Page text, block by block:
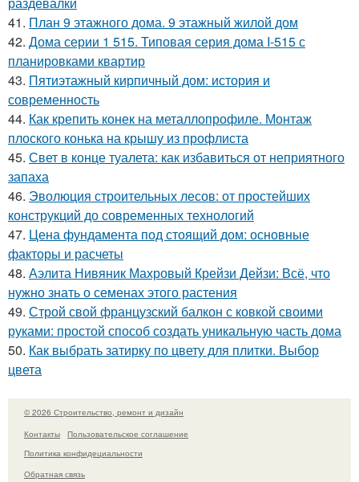
41. План 9 этажного дома. 9 этажный жилой дом
42. Дома серии 1 515. Типовая серия дома I-515 с
планировками квартир
43. Пятиэтажный кирпичный дом: история и
современность
44. Как крепить конек на металлопрофиле. Монтаж
плоского конька на крышу из профлиста
45. Свет в конце туалета: как избавиться от неприятного
запаха
46. Эволюция строительных лесов: от простейших
конструкций до современных технологий
47. Цена фундамента под стоящий дом: основные
факторы и расчеты
48. Аэлита Нивяник Махровый Крейзи Дейзи: Всё, что
нужно знать о семенах этого растения
49. Строй свой французский балкон с ковкой своими
руками: простой способ создать уникальную часть дома
50. Как выбрать затирку по цвету для плитки. Выбор
цвета
© 2026 Строительство, ремонт и дизайн
Контакты
Пользовательское соглашение
Политика конфидециальности
Обратная связь